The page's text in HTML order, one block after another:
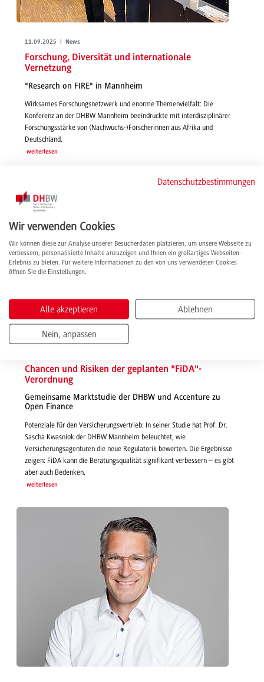
11.09.2025 | News
Forschung, Diversität und internationale
Vernetzung
"Research on FIRE" in Mannheim
Wirksames Forschungsnetzwerk und enorme Themenvielfalt: Die
Konferenz an der DHBW Mannheim beeindruckte mit interdisziplinärer
Forschungsstärke von (Nachwuchs-)Forscherinnen aus Afrika und
Deutschland.
weiterlesen
Chancen und Risiken der geplanten "FiDA"-
Verordnung
Gemeinsame Marktstudie der DHBW und Accenture zu
Open Finance
Potenziale für den Versicherungsvertrieb: In seiner Studie hat Prof. Dr.
Sascha Kwasniok der DHBW Mannheim beleuchtet, wie
Versicherungsagenturen die neue Regulatorik bewerten. Die Ergebnisse
zeigen: FiDA kann die Beratungsqualität signifikant verbessern – es gibt
aber auch Bedenken.
weiterlesen
Datenschutzbestimmungen
Wir verwenden Cookies
Wir können diese zur Analyse unserer Besucherdaten platzieren, um unsere Webseite zu
verbessern, personalisierte Inhalte anzuzeigen und Ihnen ein großartiges Webseiten-
Erlebnis zu bieten. Für weitere Informationen zu den von uns verwendeten Cookies
öffnen Sie die Einstellungen.
Alle akzeptieren Ablehnen
Nein, anpassen